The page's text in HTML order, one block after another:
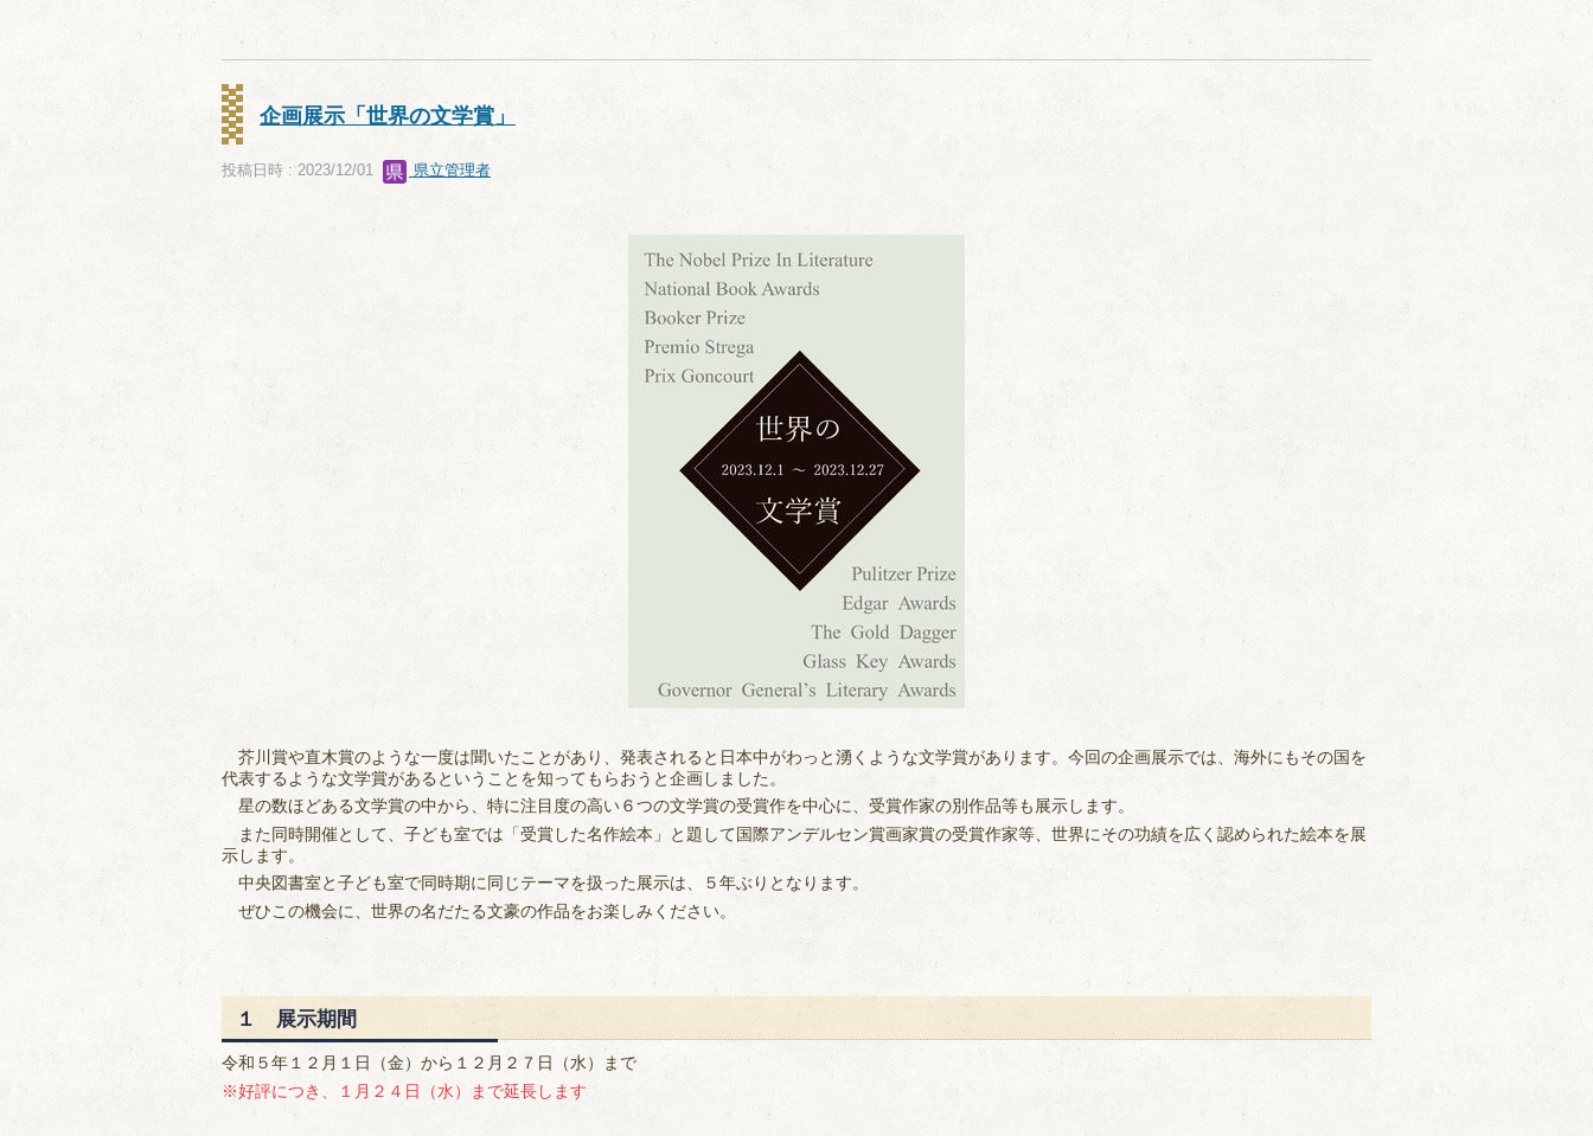
企画展示「世界の文学賞」
投稿日時 : 2023/12/01 県立管理者
芥川賞や直木賞のような一度は聞いたことがあり、発表されると日本中がわっと湧くような文学賞があります。今回の企画展示では、海外にもその国を
代表するような文学賞があるということを知ってもらおうと企画しました。
星の数ほどある文学賞の中から、特に注目度の高い６つの文学賞の受賞作を中心に、受賞作家の別作品等も展示します。
また同時開催として、子ども室では「受賞した名作絵本」と題して国際アンデルセン賞画家賞の受賞作家等、世界にその功績を広く認められた絵本を展
示します。
中央図書室と子ども室で同時期に同じテーマを扱った展示は、５年ぶりとなります。
ぜひこの機会に、世界の名だたる文豪の作品をお楽しみください。
１ 展示期間
令和５年１２月１日（金）から１２月２７日（水）まで
※好評につき、１月２４日（水）まで延長します